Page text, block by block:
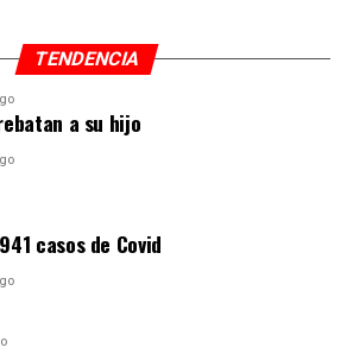
TENDENCIA
a su hijo
casos de Covid